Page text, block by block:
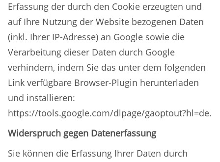
Erfassung der durch den Cookie erzeugten und
auf Ihre Nutzung der Website bezogenen Daten
(inkl. Ihrer IP-Adresse) an Google sowie die
Verarbeitung dieser Daten durch Google
verhindern, indem Sie das unter dem folgenden
Link verfügbare Browser-Plugin herunterladen
und installieren:
https://tools.google.com/dlpage/gaoptout?hl=de.
Widerspruch gegen Datenerfassung
Sie können die Erfassung Ihrer Daten durch